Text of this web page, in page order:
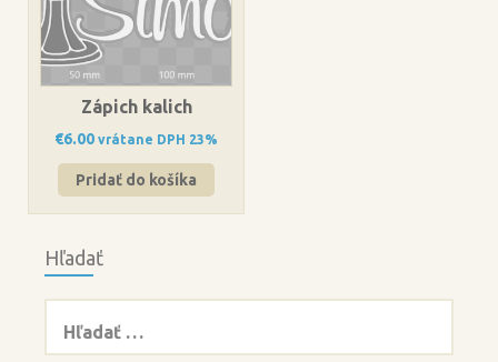
Zápich kalich
€6.00 vrátane DPH 23%
Pridať do košíka
Hľadať